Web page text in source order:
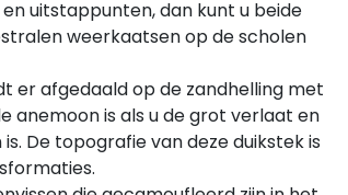
uitstappunten, dan kunt u beide
weerkaatsen op de scholen
er afgedaald op de zandhelling met
anemoon is als u de grot verlaat en
De topografie van deze duikstek is